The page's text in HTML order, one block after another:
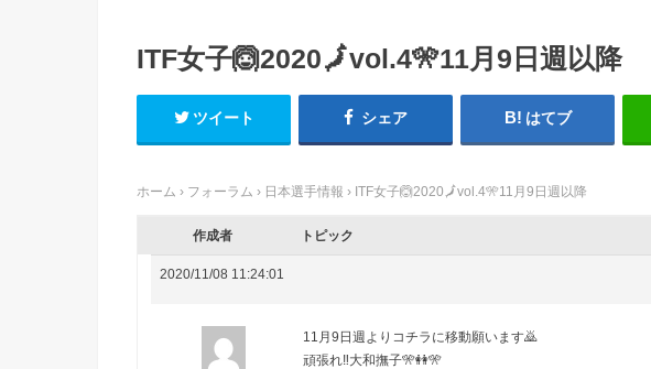
ITF女子🙆2020🗾vol.4🎌11月9日週以降
ツイート シェア はてブ
ホーム › フォーラム › 日本選手情報 › ITF女子🙆2020🗾vol.4🎌11月9日週以降
作成者 トピック
2020/11/08 11:24:01
11月9日週よりコチラに移動願います🙇
頑張れ‼️大和撫子🎌👭🎌